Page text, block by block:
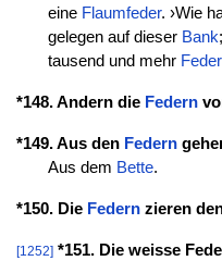
eine Flaumfeder. ›Wie
gelegen auf dieser Bank
tausend und mehr
*148. Andern die Federn
*149. Aus den Federn
Aus dem Bette.
*150. Die Federnzieren
[1252]*151. Die weisse